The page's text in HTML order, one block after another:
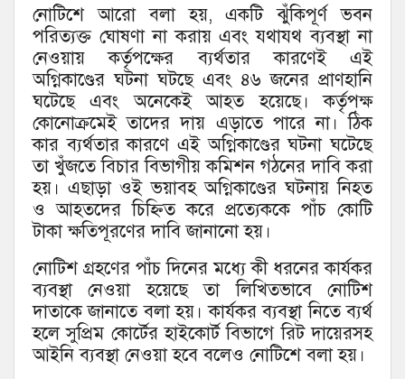
নোটিশে আরো বলা হয়, একটি ঝুঁকিপূর্ণ ভবন
পরিত্যক্ত ঘোষণা না করায় এবং যথাযথ ব্যবস্থা না
নেওয়ায় কর্তৃপক্ষের ব্যর্থতার কারণেই এই
অগ্নিকাণ্ডের ঘটনা ঘটছে এবং ৪৬ জনের প্রাণহানি
ঘটেছে এবং অনেকেই আহত হয়েছে। কর্তৃপক্ষ
কোনোক্রমেই তাদের দায় এড়াতে পারে না। ঠিক
কার ব্যর্থতার কারণে এই অগ্নিকাণ্ডের ঘটনা ঘটেছে
তা খুঁজতে বিচার বিভাগীয় কমিশন গঠনের দাবি করা
হয়। এছাড়া ওই ভয়াবহ অগ্নিকাণ্ডের ঘটনায় নিহত
ও আহতদের চিহ্নিত করে প্রত্যেককে পাঁচ কোটি
টাকা ক্ষতিপূরণের দাবি জানানো হয়।
নোটিশ গ্রহণের পাঁচ দিনের মধ্যে কী ধরনের কার্যকর
ব্যবস্থা নেওয়া হয়েছে তা লিখিতভাবে নোটিশ
দাতাকে জানাতে বলা হয়। কার্যকর ব্যবস্থা নিতে ব্যর্থ
হলে সুপ্রিম কোর্টের হাইকোর্ট বিভাগে রিট দায়েরসহ
আইনি ব্যবস্থা নেওয়া হবে বলেও নোটিশে বলা হয়।